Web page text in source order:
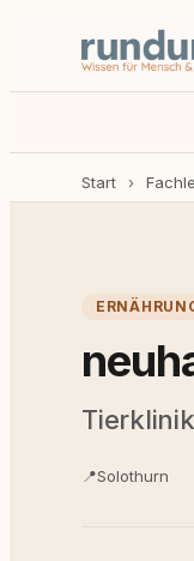
Start ›
📍Solothurn